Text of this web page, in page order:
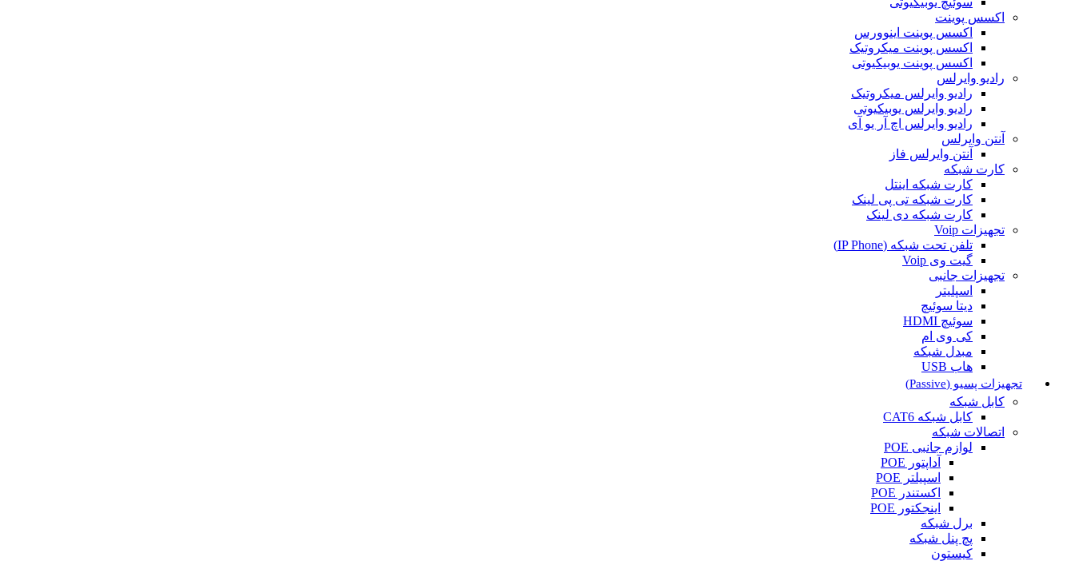
اکسس پوینت
اکسس پوینت اینوورس
اکسس پوینت میکروتیک
اکسس پوینت یوبیکیوتی
رادیو وایرلس
رادیو وایرلس میکروتیک
رادیو وایرلس یوبیکیوتی
رادیو وایرلس اچ آر یو آی
آنتن وایرلس
آنتن وایرلس فاز
کارت شبکه
کارت شبکه اینتل
کارت شبکه تی پی لینک
کارت شبکه دی لینک
تجهیزات Voip
تلفن تحت شبکه (IP Phone)
گیت وی Voip
تجهیزات جانبی
اسپلیتر
دیتا سوئیچ
سوئیچ HDMI
کی وی ام
مبدل شبکه
هاب USB
تجهیزات پسیو (Passive)
کابل شبکه
کابل شبکه CAT6
اتصالات شبکه
لوازم جانبی POE
آداپتور POE
اسپیلتر POE
اکستندر POE
اینجکتور POE
برل شبکه
پچ پنل شبکه
کیستون